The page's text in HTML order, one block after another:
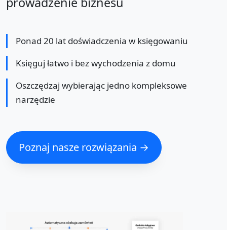
Ponad 20 lat doświadczenia w księgowaniu
Księguj łatwo i bez wychodzenia z domu
Oszczędzaj wybierając jedno kompleksowe
narzędzie
Poznaj nasze rozwiązania →